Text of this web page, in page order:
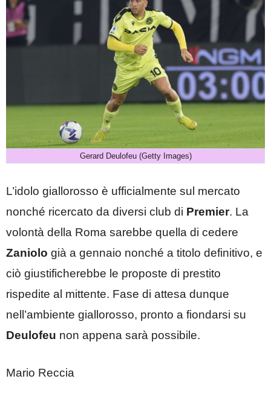
Gerard Deulofeu (Getty Images)
L’idolo giallorosso è ufficialmente sul mercato
nonché ricercato da diversi club di Premier. La
volontà della Roma sarebbe quella di cedere
Zaniolo già a gennaio nonché a titolo definitivo, e
ciò giustificherebbe le proposte di prestito
rispedite al mittente. Fase di attesa dunque
nell’ambiente giallorosso, pronto a fiondarsi su
Deulofeu non appena sarà possibile.
Mario Reccia